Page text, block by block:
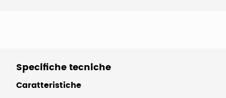
Specifiche tecniche
Caratteristiche